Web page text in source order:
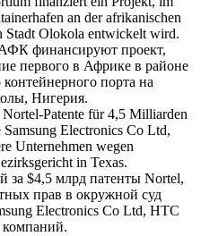
an der afrikanischen
Stadt Olokola entwickelt wird.
финансируют проект,
первого в Африке в районе
порта на
Нигерия.
Nortel-Patente für 4,5 Milliarden
Electronics Co Ltd,
Unternehmen wegen
in Texas.
за $4,5 млрд патенты Nortel,
прав в окружной суд
Electronics Co Ltd, HTC
компаний.